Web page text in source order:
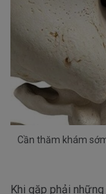
Cần thăm khám
Khi gặp phải